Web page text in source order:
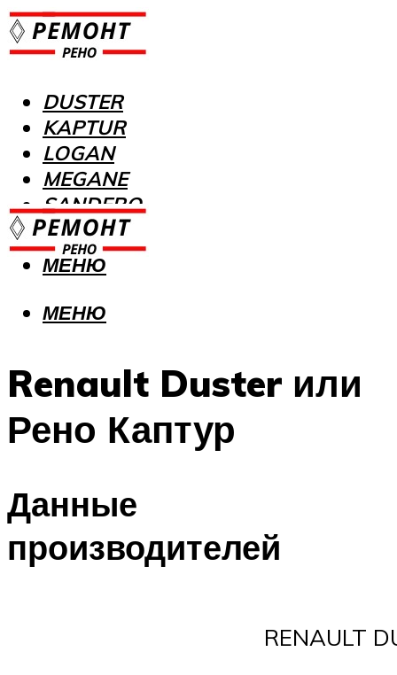
DUSTER
KAPTUR
LOGAN
MEGANE
SANDERO
МЕНЮ
МЕНЮ
Renault Duster или
Рено Каптур
Данные
производителей
RENAULT